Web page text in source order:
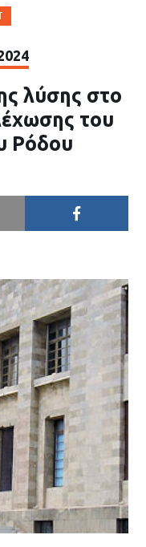
λύσης στο
του
Ρόδου